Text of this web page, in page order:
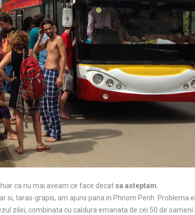
ca nu mai aveam ce face decat sa asteptam
si, taras-grapis, am ajuns pana in Phnom Penh. Problema
zilei, combinata cu caldura emanata de cei 50 de oameni